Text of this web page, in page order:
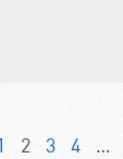
2 3 4 …